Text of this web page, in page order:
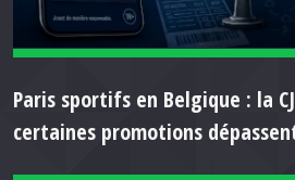
Paris sportifs en Belgique : la
certaines promotions